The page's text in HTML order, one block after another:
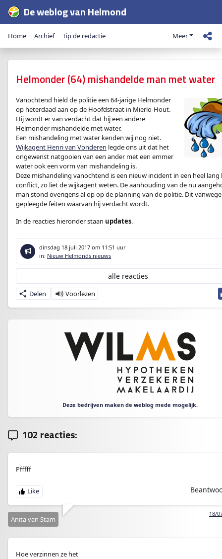
De weblog van Helmond
Home Archief Tip de redactie Meer
Helmonder (64) mishandelde man met water
Vanochtend hield de politie een 64-jarige Helmonder
op heterdaad aan op de Hoofdstraat in Mierlo-Hout.
Hij wordt er van verdacht dat hij een andere
Helmonder mishandelde met water.
Een mishandeling met water kenden wij nog niet.
Wijkagent Henri van Vonderen legde ons uit dat het
ongewenst natgooien van een ander met een emmer
water ook een vorm van mishandeling is.
Deze mishandeling vanochtend is een nieuw incident in een heel lang
conflict, zo liet de wijkagent weten. De aanhouding van de nu
man stond overigens al op op de planning van de politie. Dit
gepleegde feiten waarvan hij verdacht wordt.
In de reacties hieronder staan updates.
dinsdag 18 juli 2017 om 11:51 uur
in: Nieuw Helmonds nieuws
Delen
alle reacties
Deze bedrijven maken de weblog mede mogelijk.
102 reacties:
Pfffff
18/
Anita van Stam
Hoe verzinnen ze het